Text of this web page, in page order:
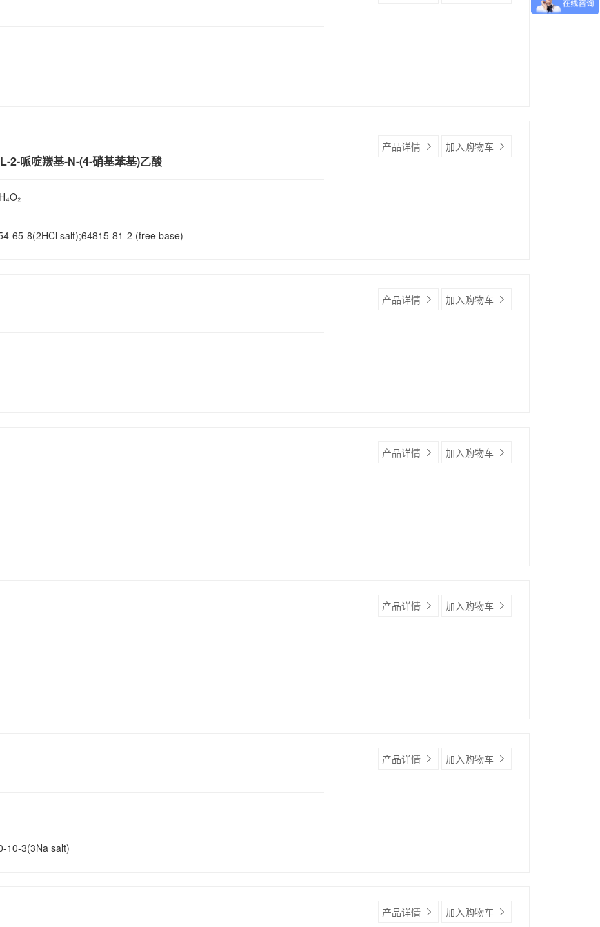
2-哌啶羰基-N-(4-硝基苯基)乙酸
65-8(2HCl salt);64815-81-2 (free base)
产品详情 加入购物车
产品详情 加入购物车
产品详情 加入购物车
产品详情 加入购物车
10-3(3Na salt)
产品详情 加入购物车
产品详情 加入购物车